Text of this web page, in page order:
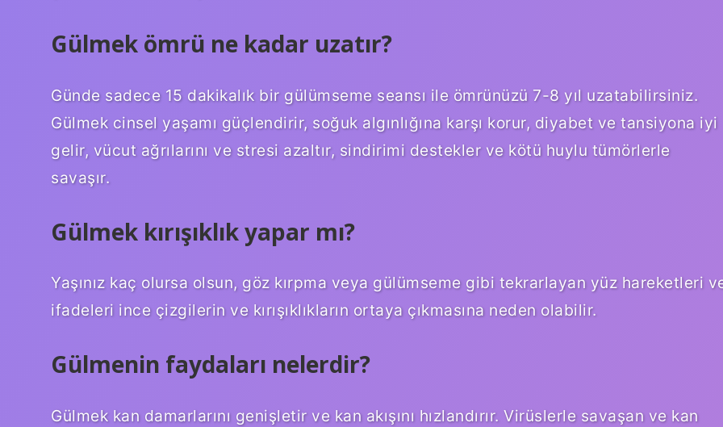
Gülmek ömrü ne kadar uzatır?
Günde sadece 15 dakikalık bir gülümseme seansı ile ömrünüzü 7-8 yıl uzatabilirsiniz.
Gülmek cinsel yaşamı güçlendirir, soğuk algınlığına karşı korur, diyabet ve tansiyona iyi
gelir, vücut ağrılarını ve stresi azaltır, sindirimi destekler ve kötü huylu tümörlerle
savaşır.
Gülmek kırışıklık yapar mı?
Yaşınız kaç olursa olsun, göz kırpma veya gülümseme gibi tekrarlayan yüz hareketleri
ifadeleri ince çizgilerin ve kırışıklıkların ortaya çıkmasına neden olabilir.
Gülmenin faydaları nelerdir?
Gülmek kan damarlarını genişletir ve kan akışını hızlandırır. Virüslerle savaşan ve kan